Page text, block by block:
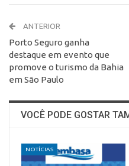
ANTERIOR
Porto Seguro ganha
destaque em evento que
promove o turismo da Bahia
em São Paulo
VOCÊ PODE GOSTAR
NOTÍCIAS